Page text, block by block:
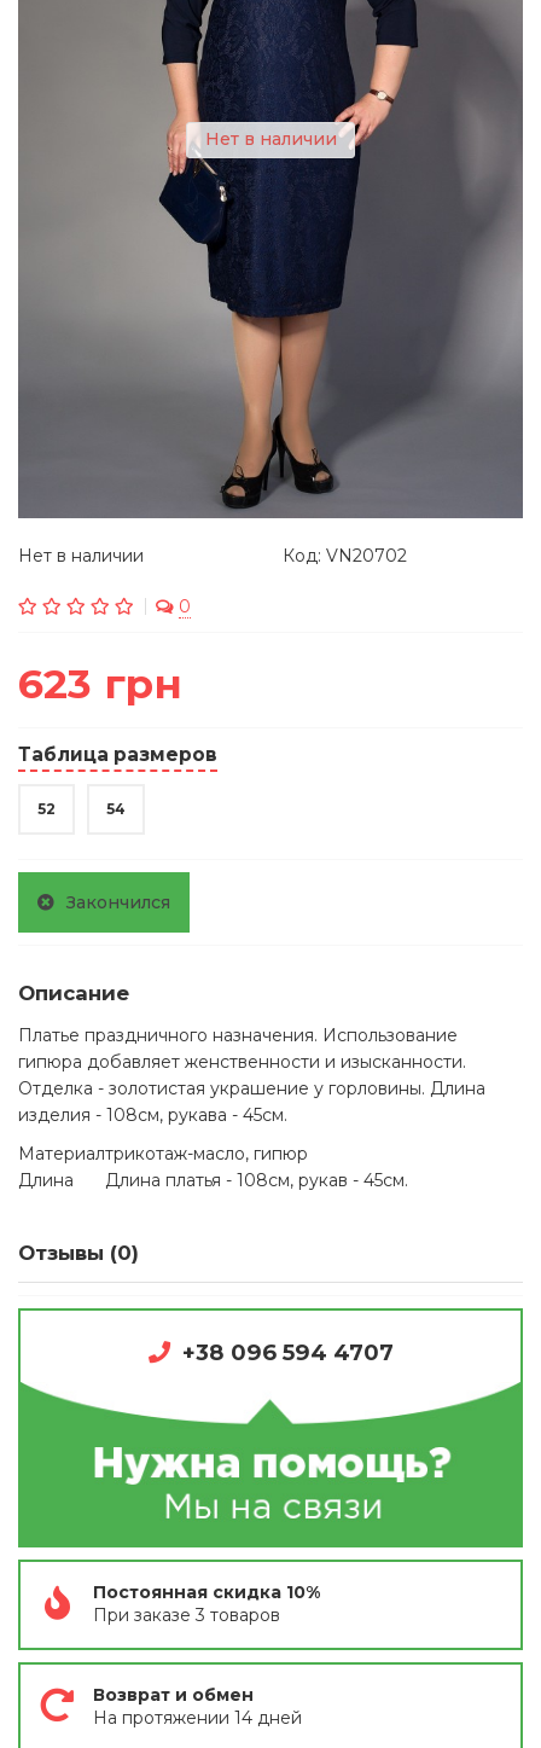
Нет в наличии
Нет в наличии Код: VN20702
0
623 грн
Таблица размеров
52 54
Закончился
Описание
Платье праздничного назначения. Использование
гипюра добавляет женственности и изысканности.
Отделка - золотистая украшение у горловины. Длина
изделия - 108см, рукава - 45см.
Материалтрикотаж-масло, гипюр
Длина
Длина платья - 108см, рукав - 45см.
Отзывы (0)
+38 096 594 4707
Постоянная скидка 10%
При заказе 3 товаров
Возврат и обмен
На протяжении 14 дней